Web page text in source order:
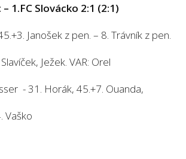
1.FC Slovácko 2:1 (2:1)
Janošek z pen. – 8. Trávník z pen.
Ježek. VAR: Orel
- 31. Horák, 45.+7. Ouanda,
Vaško